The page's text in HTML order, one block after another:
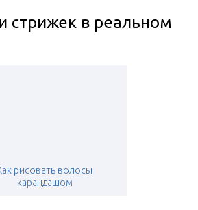
стрижек в реальном
рисовать волосы
карандашом